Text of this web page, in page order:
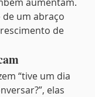
um abraço
de
“tive um dia
elas